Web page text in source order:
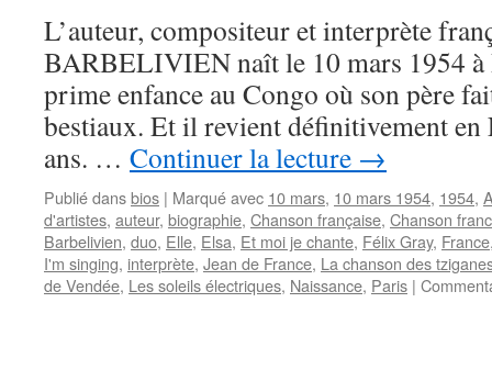
L’auteur, compositeur et interprète
BARBELIVIEN naît le 10 mars 1954 à
prime enfance au Congo où son père
bestiaux. Et il revient définitivement en
ans. … Continuer la lecture →
Publié dansbios | Marqué avec 10 mars, 10 mars 1954, 1954,
d'artistes, auteur, biographie, Chanson française, Chanson
Barbelivien, duo, Elle, Elsa, Et moi je chante, Félix Gray, France
I'm singing, interprète, Jean de France, La chanson des
de Vendée, Les soleils électriques, Naissance, Paris |